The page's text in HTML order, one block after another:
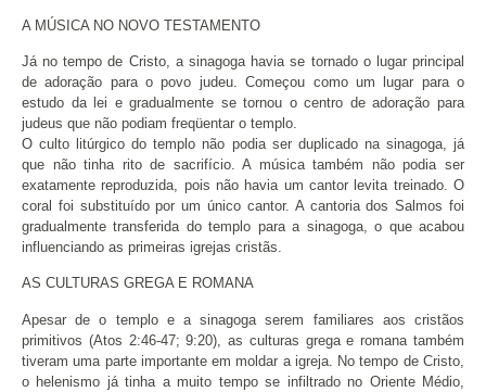
A MÚSICA NO NOVO TESTAMENTO
Já no tempo de Cristo, a sinagoga havia se tornado o lugar principal
de adoração para o povo judeu. Começou como um lugar para o
estudo da lei e gradualmente se tornou o centro de adoração para
judeus que não podiam freqüentar o templo.
O culto litúrgico do templo não podia ser duplicado na sinagoga, já
que não tinha rito de sacrifício. A música também não podia ser
exatamente reproduzida, pois não havia um cantor levita treinado. O
coral foi substituído por um único cantor. A cantoria dos Salmos foi
gradualmente transferida do templo para a sinagoga, o que acabou
influenciando as primeiras igrejas cristãs.
AS CULTURAS GREGA E ROMANA
Apesar de o templo e a sinagoga serem familiares aos cristãos
primitivos (Atos 2:46-47; 9:20), as culturas grega e romana também
tiveram uma parte importante em moldar a igreja. No tempo de Cristo,
o helenismo já tinha a muito tempo se infiltrado no Oriente Médio,